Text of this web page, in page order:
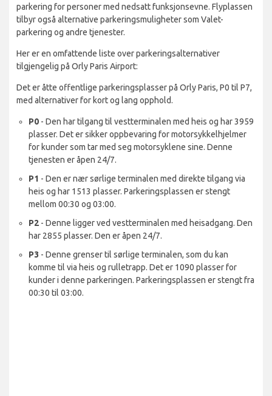
parkering for personer med nedsatt funksjonsevne. Flyplassen
tilbyr også alternative parkeringsmuligheter som Valet-
parkering og andre tjenester.
Her er en omfattende liste over parkeringsalternativer
tilgjengelig på Orly Paris Airport:
Det er åtte offentlige parkeringsplasser på Orly Paris, P0 til P7,
med alternativer for kort og lang opphold.
P0 - Den har tilgang til vestterminalen med heis og har 3959
plasser. Det er sikker oppbevaring for motorsykkelhjelmer
for kunder som tar med seg motorsyklene sine. Denne
tjenesten er åpen 24/7.
P1 - Den er nær sørlige terminalen med direkte tilgang via
heis og har 1513 plasser. Parkeringsplassen er stengt
mellom 00:30 og 03:00.
P2 - Denne ligger ved vestterminalen med heisadgang. Den
har 2855 plasser. Den er åpen 24/7.
P3 - Denne grenser til sørlige terminalen, som du kan
komme til via heis og rulletrapp. Det er 1090 plasser for
kunder i denne parkeringen. Parkeringsplassen er stengt fra
00:30 til 03:00.